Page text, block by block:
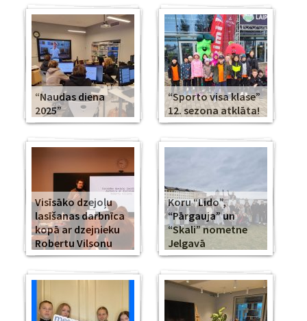
“Naudas diena
2025”
“Sporto visa klase”
12. sezona atklāta!
Visīsāko dzejoļu
lasīšanas darbnīca
kopā ar dzejnieku
Robertu Vilsonu
Koru “Lido”,
“Pārgauja” un
“Skali” nometne
Jelgavā